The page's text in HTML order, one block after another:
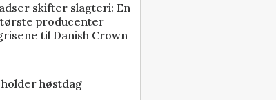
skifter slagteri: En
producenter
til Danish Crown
høstdag